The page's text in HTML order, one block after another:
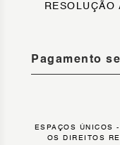
Pagamento
ESPAÇOS ÚNICOS
OS DIREITOS